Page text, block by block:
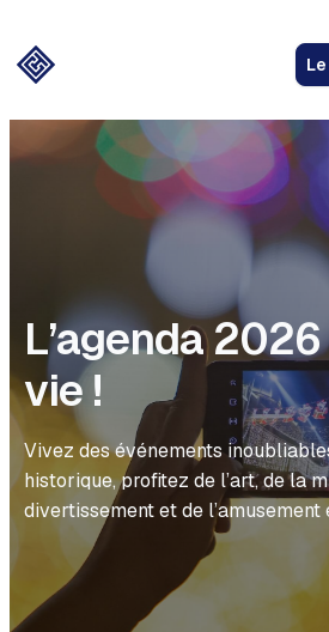
L’agenda
vie !
Vivez des événements
historique, profitez de l’art, de la
divertissement et de l’amusement